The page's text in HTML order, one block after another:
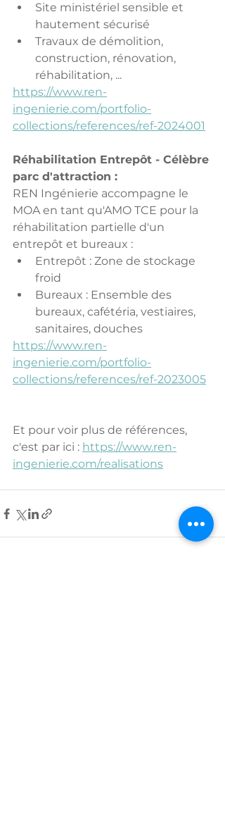
Site ministériel sensible et
hautement sécurisé
Travaux de démolition,
construction, rénovation,
réhabilitation, ...
https://www.ren-
ingenierie.com/portfolio-
collections/references/ref-2024001
Réhabilitation Entrepôt - Célèbre
parc d'attraction :
REN Ingénierie accompagne le
MOA en tant qu'AMO TCE pour la
réhabilitation partielle d'un
entrepôt et bureaux :
Entrepôt : Zone de stockage
froid
Bureaux : Ensemble des
bureaux, cafétéria, vestiaires,
sanitaires, douches
https://www.ren-
ingenierie.com/portfolio-
collections/references/ref-2023005
Et pour voir plus de références,
c'est par ici : https://www.ren-
ingenierie.com/realisations